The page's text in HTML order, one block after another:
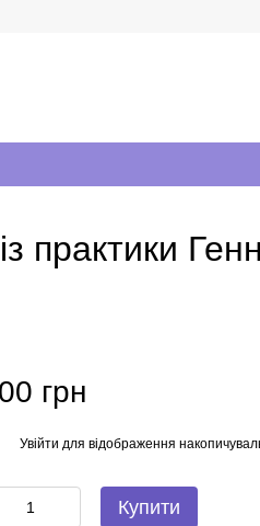
практики
грн
Увійти для відображення
Купити